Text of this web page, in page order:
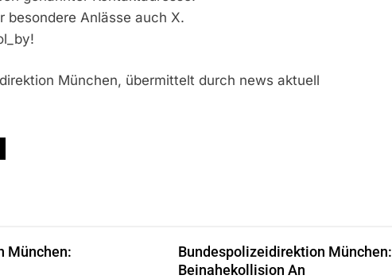
besondere Anlässe auch X.
München, übermittelt durch news aktuell
München:
Bundespolizeidirektion München:
Beinahekollision An